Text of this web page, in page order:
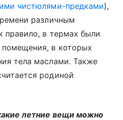
чистюлями-предками),
различным
правило, в термах были
в которых
тела маслами. Также
родиной
летние вещи можно